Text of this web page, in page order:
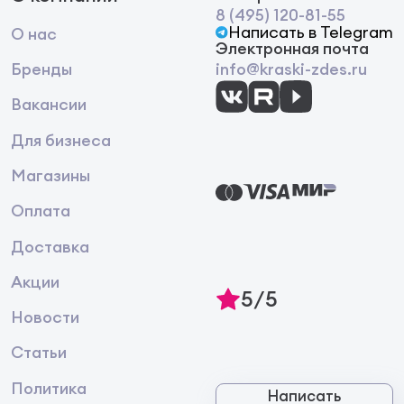
О нас
Бренды
Вакансии
Для бизнеса
Магазины
Оплата
Доставка
Акции
Новости
Статьи
Политика
8 (495) 120-81-55
Написать в Telegram
Электронная почта
info@kraski-zdes.ru
5/5
Написать